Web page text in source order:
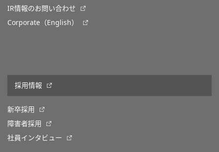
IR情報のお問い合わせ
Corporate（English）
採用情報
新卒採用
障害者採用
社員インタビュー